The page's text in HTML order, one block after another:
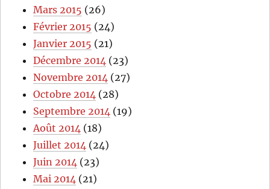
Mars 2015 (26)
Février 2015 (24)
Janvier 2015 (21)
Décembre 2014 (23)
Novembre 2014 (27)
Octobre 2014 (28)
Septembre 2014 (19)
Août 2014 (18)
Juillet 2014 (24)
Juin 2014 (23)
Mai 2014 (21)